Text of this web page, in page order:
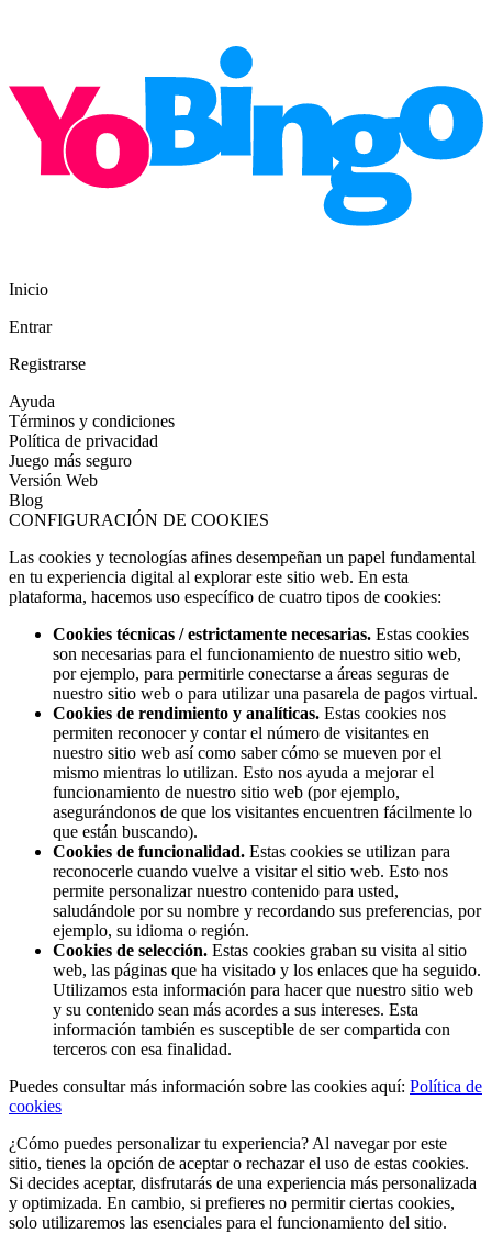
Inicio
Entrar
Registrarse
Ayuda
Términos y condiciones
Política de privacidad
Juego más seguro
Versión Web
Blog
CONFIGURACIÓN DE COOKIES
Las cookies y tecnologías afines desempeñan un papel fundamental
en tu experiencia digital al explorar este sitio web. En esta
plataforma, hacemos uso específico de cuatro tipos de cookies:
Cookies técnicas / estrictamente necesarias. Estas cookies
son necesarias para el funcionamiento de nuestro sitio web,
por ejemplo, para permitirle conectarse a áreas seguras de
nuestro sitio web o para utilizar una pasarela de pagos virtual.
Cookies de rendimiento y analíticas. Estas cookies nos
permiten reconocer y contar el número de visitantes en
nuestro sitio web así como saber cómo se mueven por el
mismo mientras lo utilizan. Esto nos ayuda a mejorar el
funcionamiento de nuestro sitio web (por ejemplo,
asegurándonos de que los visitantes encuentren fácilmente lo
que están buscando).
Cookies de funcionalidad. Estas cookies se utilizan para
reconocerle cuando vuelve a visitar el sitio web. Esto nos
permite personalizar nuestro contenido para usted,
saludándole por su nombre y recordando sus preferencias, por
ejemplo, su idioma o región.
Cookies de selección. Estas cookies graban su visita al sitio
web, las páginas que ha visitado y los enlaces que ha seguido.
Utilizamos esta información para hacer que nuestro sitio web
y su contenido sean más acordes a sus intereses. Esta
información también es susceptible de ser compartida con
terceros con esa finalidad.
Puedes consultar más información sobre las cookies aquí: Política de
cookies
¿Cómo puedes personalizar tu experiencia? Al navegar por este
sitio, tienes la opción de aceptar o rechazar el uso de estas cookies.
Si decides aceptar, disfrutarás de una experiencia más personalizada
y optimizada. En cambio, si prefieres no permitir ciertas cookies,
solo utilizaremos las esenciales para el funcionamiento del sitio.